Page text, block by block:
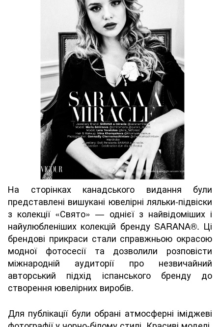
На сторінках канадського видання були
представлені вишукані ювелірні ляльки-підвіски
з колекції «Свято» — однієї з найвідоміших і
найулюбленіших колекцій бренду SARANA®. Ці
брендові прикраси стали справжньою окрасою
модної фотосесії та дозволили розповісти
міжнародній аудиторії про незвичайний
авторський підхід іспанського бренду до
створення ювелірних виробів.
Для публікації були обрані атмосферні іміджеві